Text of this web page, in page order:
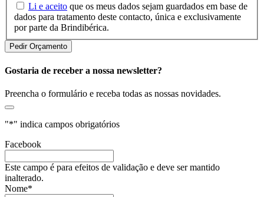
Li e aceito que os meus dados sejam guardados em base de
dados para tratamento deste contacto, única e exclusivamente
por parte da Brindibérica.
Gostaria de receber a nossa newsletter?
Preencha o formulário e receba todas as nossas novidades.
"*" indica campos obrigatórios
Facebook
Este campo é para efeitos de validação e deve ser mantido
inalterado.
Nome*